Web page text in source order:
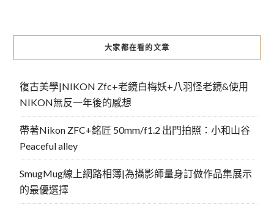
大家都在看的文章
復古美學|NIKON Zfc+老鏡白梅妖+八羽怪老鏡&使用
NIKON無反一年後的感想
帶著Nikon ZFC+銘匠 50mm/f1.2 出門拍照：小和山谷
Peaceful alley
SmugMug線上網路相簿|為攝影師量身訂做作品集展示
的最優選擇